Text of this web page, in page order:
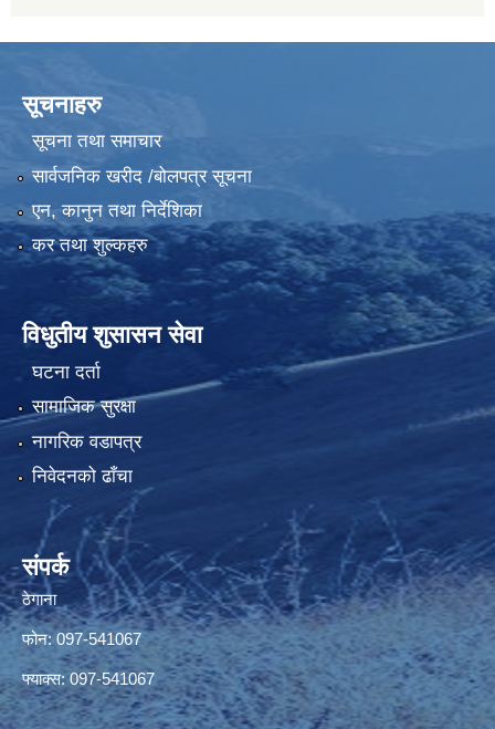
सूचनाहरु
सूचना तथा समाचार
सार्वजनिक खरीद /बोलपत्र सूचना
एन, कानुन तथा निर्देशिका
कर तथा शुल्कहरु
विधुतीय शुसासन सेवा
घटना दर्ता
सामाजिक सुरक्षा
नागरिक वडापत्र
निवेदनको ढाँचा
संपर्क
ठेगाना
फोन: 097-541067
फ्याक्स: 097-541067